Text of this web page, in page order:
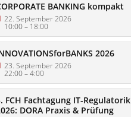
BANKING kompakt
22. September 2026
10:00– 18:00
2026
23. September 2026
22:00–4:00
FCH Fachtagung IT-Regulatorik
DORA Praxis & Prüfung